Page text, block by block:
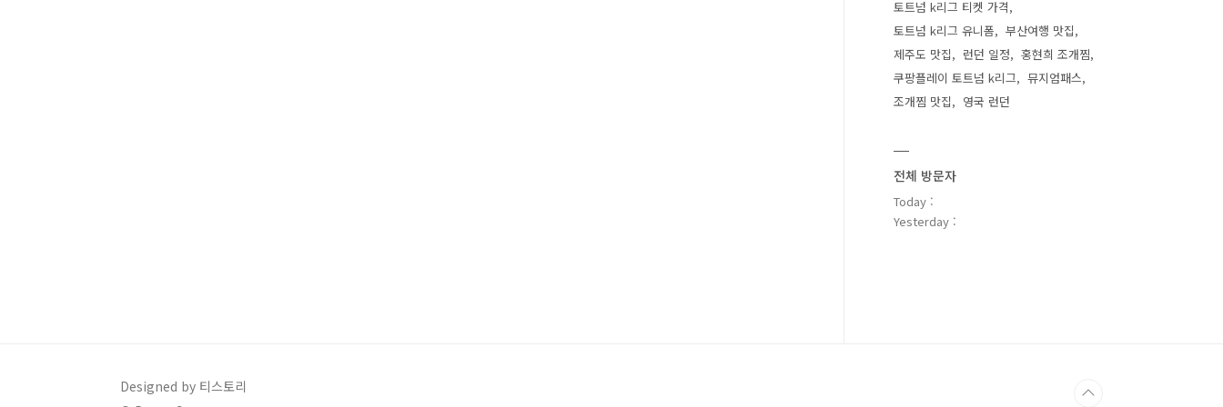
토트넘 k리그 티켓 가격
토트넘 k리그 유니폼
부산여행 맛집
제주도 맛집
런던 일정
홍현희 조개찜
쿠팡플레이 토트넘 k리그
뮤지엄패스
조개찜 맛집
영국 런던
전체 방문자
Today :
Yesterday :
Designed by 티스토리